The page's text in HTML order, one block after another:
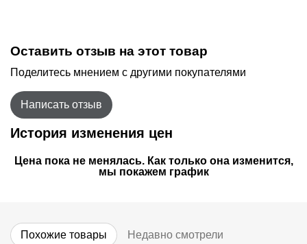
Оставить отзыв на этот товар
Поделитесь мнением с другими покупателями
Написать отзыв
История изменения цен
Цена пока не менялась. Как только она изменится,
мы покажем график
Похожие товары Недавно смотрели